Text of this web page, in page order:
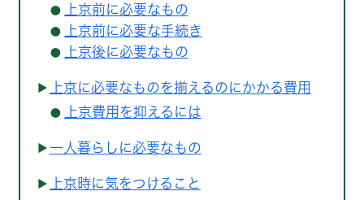
上京前に必要なもの
上京前に必要な手続き
上京後に必要なもの
上京に必要なものを揃えるのにかかる費用
上京費用を抑えるには
一人暮らしに必要なもの
上京時に気をつけること